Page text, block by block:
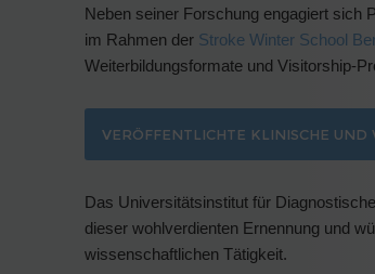
Neben seiner Forschung engagiert sich
im Rahmen der Stroke Winter School
Weiterbildungsformate und Visitorship-
VERÖFFENTLICHTE KLINISCHE UND
Das Universitätsinstitut für
dieser wohlverdienten Ernennung und
wissenschaftlichen Tätigkeit.